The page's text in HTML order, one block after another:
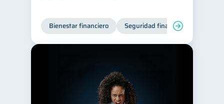
Bienestar financiero Seguridad financiera